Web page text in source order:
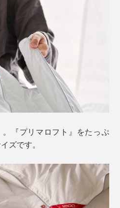
ゆる人工羽毛。“洗えるダウ
開発された、超微細なポリ
『プリマロフト』をたっぷ
ズです。